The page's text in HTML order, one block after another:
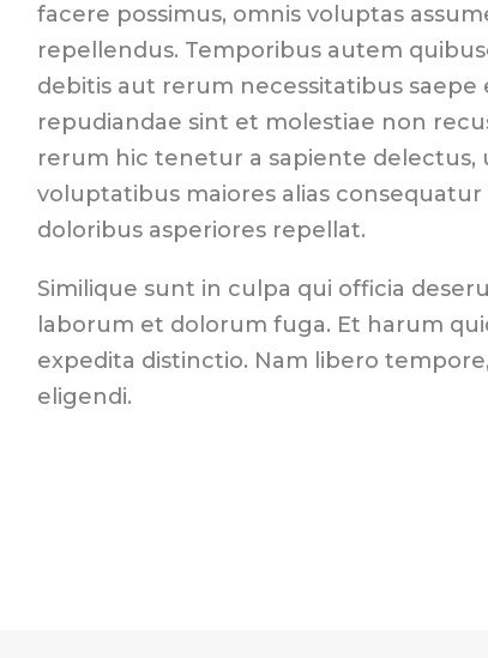
facere possimus, omnis voluptas
repellendus. Temporibus autem
debitis aut rerum necessitatibus
repudiandae sint et molestiae non
rerum hic tenetur a sapiente delectus,
voluptatibus maiores alias
doloribus asperiores repellat.
Similique sunt in culpa qui officia
laborum et dolorum fuga. Et harum
expedita distinctio. Nam libero
eligendi.